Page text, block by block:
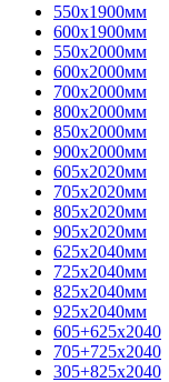
550х1900мм
600х1900мм
550х2000мм
600х2000мм
700х2000мм
800х2000мм
850х2000мм
900х2000мм
605х2020мм
705х2020мм
805х2020мм
905х2020мм
625х2040мм
725х2040мм
825х2040мм
925х2040мм
605+625х2040
705+725х2040
305+825х2040